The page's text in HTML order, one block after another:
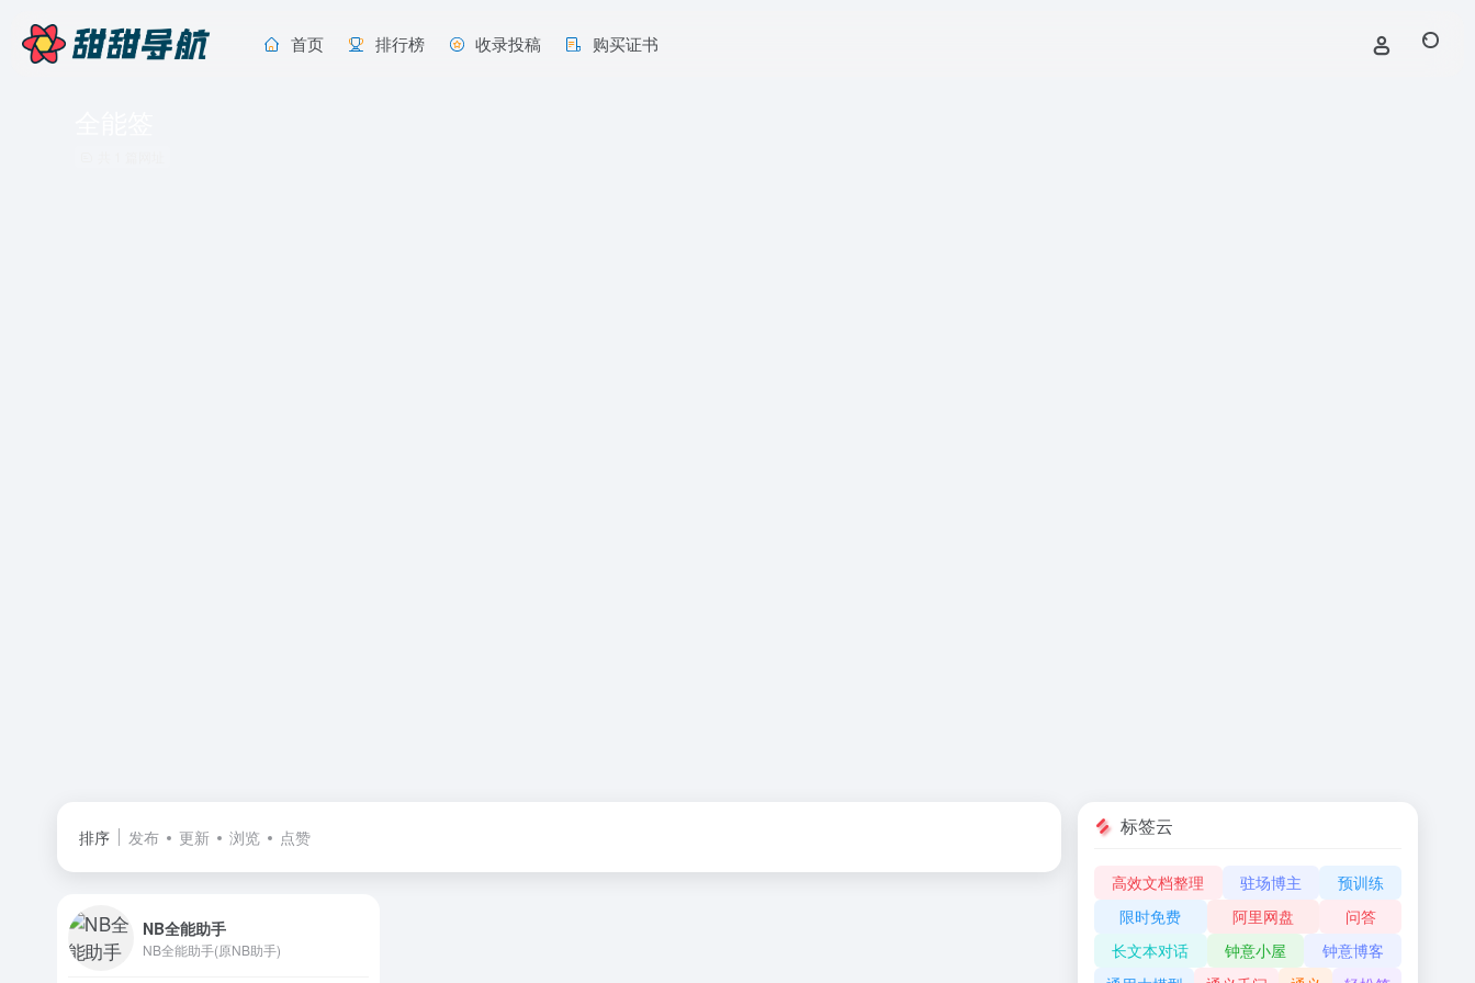
首页 排行榜 收录投稿 购买证书
排序 发布 更新 浏览 点赞
NB全能助手
NB全能助手(原NB助手)
标签云
高效文档整理 驻场博主
预训练
限时免费
阿里网盘
问答
长文本对话
钟意小屋
钟意博客